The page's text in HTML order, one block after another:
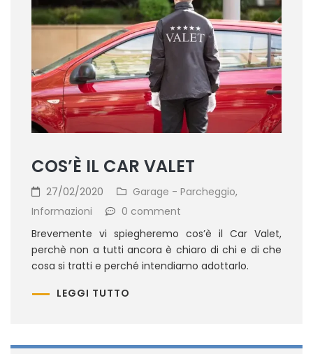
COS’È IL CAR VALET
27/02/2020 Garage - Parcheggio,
Informazioni
0 comment
Brevemente vi spiegheremo cos’è il Car Valet,
perchè non a tutti ancora è chiaro di chi e di che
cosa si tratti e perché intendiamo adottarlo.
LEGGI TUTTO